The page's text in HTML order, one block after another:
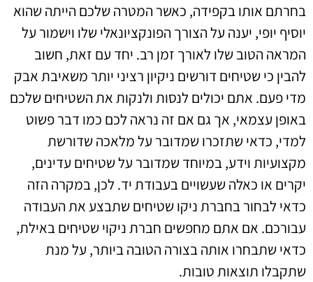
בחרתם אותו בקפידה, כאשר המטרה שלכם הייתה שהוא
יוסיף יופי, יענה על הצורך הפונקציונאלי שלו וישמור על
המראה הטוב שלו לאורך זמן רב. יחד עם זאת, חשוב
להבין כי שטיחים דורשים ניקיון רציני יותר משאיבת אבק
מדי פעם. אתם יכולים לנסות ולנקות את השטיחים שלכם
באופן עצמאי, אך גם אם זה נראה לכם כמו דבר פשוט
למדי, כדאי שתזכרו שמדובר על מלאכה שדורשת
מקצועיות וידע, במיוחד שמדובר על שטיחים עדינים,
יקרים או כאלה שעשויים בעבודת יד. לכן, במקרה הזה
כדאי לבחור בחברת ניקו שטיחים שתבצע את העבודה
עבורכם. אם אתם מחפשים חברת ניקוי שטיחים באילת,
כדאי שתבחרו אותה בצורה הטובה ביותר, על מנת
שתקבלו תוצאות טובות.